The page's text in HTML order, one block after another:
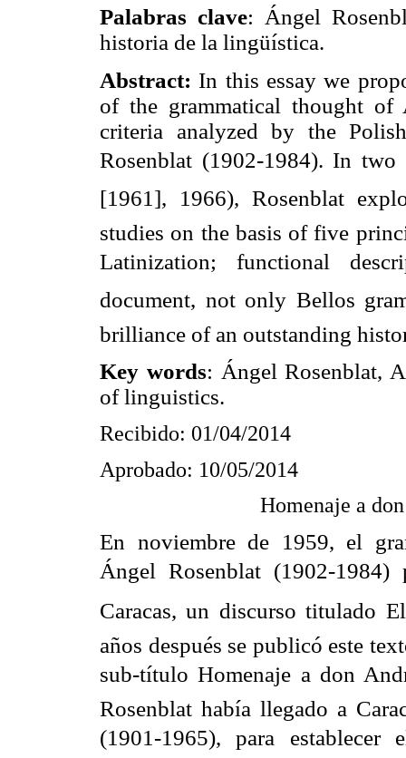
Palabras clave: Ángel
historia de la lingüística.
Abstract: In this essay we
of the grammatical thought
criteria analyzed by the
Rosenblat (1902-1984). In two
[1961], 1966), Rosenblat
studies on the basis of five
Latinization; functional
document, not only Bellos
brilliance of an outstanding
Key words: Ángel Rosenblat,
of linguistics.
Recibido: 01/04/2014
Aprobado: 10/05/2014
Homenaje a
En noviembre de 1959, el
Ángel Rosenblat (1902-1984)
Caracas, un discurso titulado
años después se publicó este
sub-título Homenaje a don
Rosenblat había llegado a
(1901-1965), para establecer